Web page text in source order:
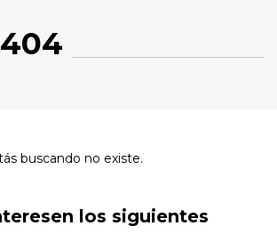
buscando no existe.
los siguientes